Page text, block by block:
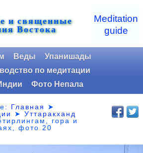
и священные
Востока
Meditation
guide
Веды
Упанишады
по медитации
Фото Непала
Главная
➤
➤Уттаракханд
гора и
фото 20